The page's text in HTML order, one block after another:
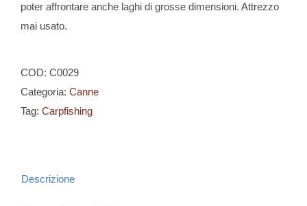
poter affrontare anche laghi di grosse dimensioni. Attrezzo
mai usato.
COD: C0029
Categoria: Canne
Tag: Carpfishing
Descrizione